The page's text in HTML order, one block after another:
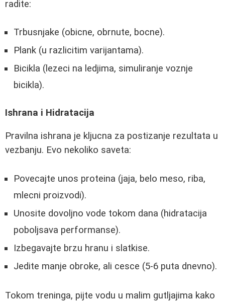
radite:
Trbusnjake (obicne, obrnute, bocne).
Plank (u razlicitim varijantama).
Bicikla (lezeci na ledjima, simuliranje voznje
bicikla).
Ishrana i Hidratacija
Pravilna ishrana je kljucna za postizanje rezultata u
vezbanju. Evo nekoliko saveta:
Povecajte unos proteina (jaja, belo meso, riba,
mlecni proizvodi).
Unosite dovoljno vode tokom dana (hidratacija
poboljsava performanse).
Izbegavajte brzu hranu i slatkise.
Jedite manje obroke, ali cesce (5-6 puta dnevno).
Tokom treninga, pijte vodu u malim gutljajima kako